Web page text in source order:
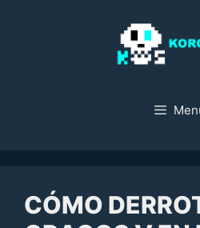
CÓMO